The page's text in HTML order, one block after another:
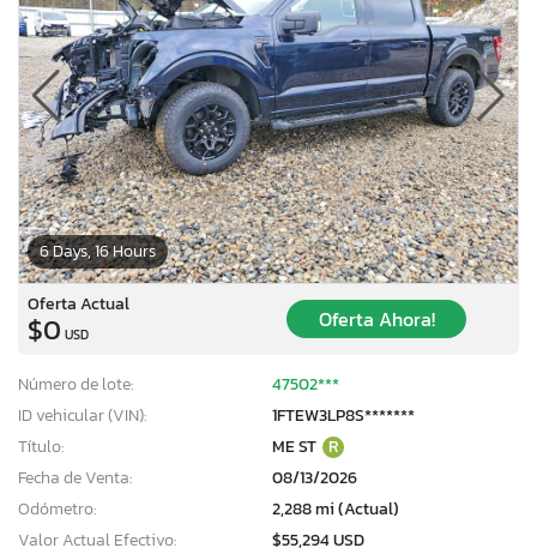
6 Days, 16 Hours
Oferta Actual
$0 USD
Oferta Ahora!
Número de lote:
47502***
ID vehicular (VIN):
1FTEW3LP8S*******
Título:
ME ST R
Fecha de Venta:
08/13/2026
Odómetro:
2,288 mi (Actual)
Valor Actual Efectivo:
$55,294 USD